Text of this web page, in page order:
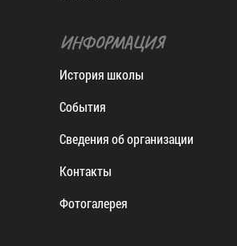
ИНФОРМАЦИЯ
История школы
События
Сведения об организации
Контакты
Фотогалерея